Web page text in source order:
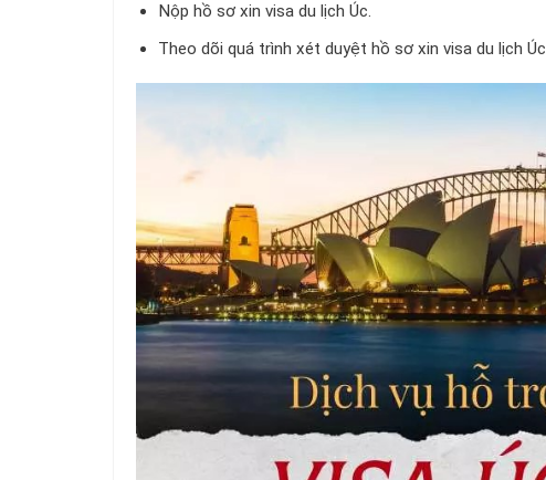
Nộp hồ sơ xin visa du lịch Úc.
Theo dõi quá trình xét duyệt hồ sơ xin visa du lịch Úc.